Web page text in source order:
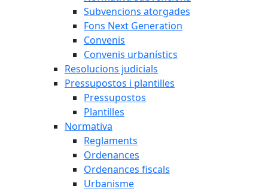
Subvencions atorgades
Fons Next Generation
Convenis
Convenis urbanístics
Resolucions judicials
Pressupostos i plantilles
Pressupostos
Plantilles
Normativa
Reglaments
Ordenances
Ordenances fiscals
Urbanisme